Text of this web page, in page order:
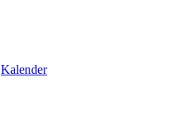
Kalender